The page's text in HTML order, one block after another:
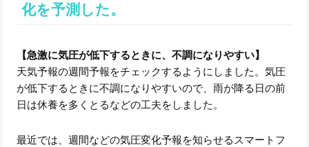
化を予測した。
【急激に気圧が低下するときに、不調になりやすい】
天気予報の週間予報をチェックするようにしました。気圧
が低下するときに不調になりやすいので、雨が降る日の前
日は休養を多くとるなどの工夫をしました。
最近では、週間などの気圧変化予報を知らせるスマートフ